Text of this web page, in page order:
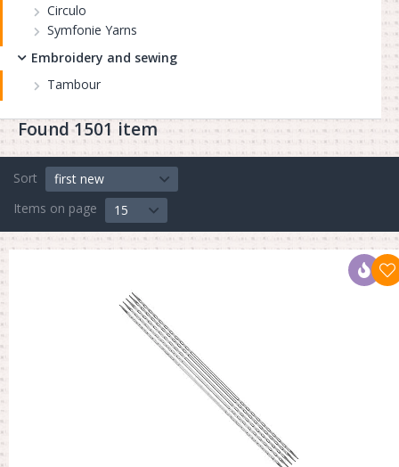
Circulo
Symfonie Yarns
Embroidery and sewing
Tambour
Found 1501 item
Sort
first new
Items on page
15